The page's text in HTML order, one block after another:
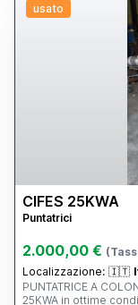
usato
CIFES 25KWA
Puntatrici
2.000,00 €
Localizzazione: 🇮🇹
PUNTATRICE A
25KWA in ottime